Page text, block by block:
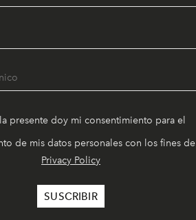
presente doy mi consentimiento para el
de mis datos personales con los fines de
Privacy Policy